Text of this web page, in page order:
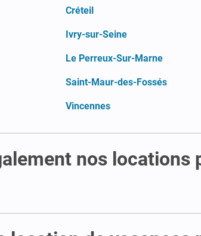
Créteil
Ivry-sur-Seine
Le Perreux-Sur-Marne
Saint-Maur-des-Fossés
Vincennes
nos locations